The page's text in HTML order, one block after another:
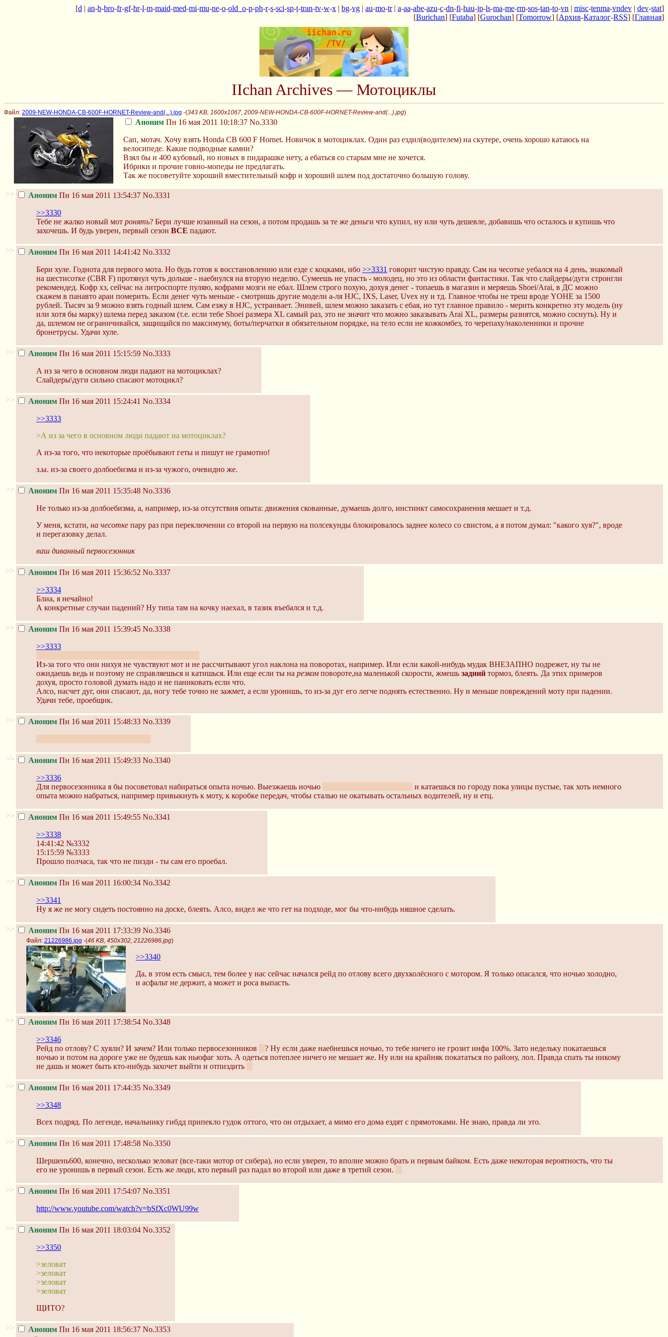
[d | an-b-bro-fr-gf-hr-l-m-maid-med-mi-mu-ne-o-old_o-p-ph-r-s-sci-sp-t-tran-tv-w-x | bg-vg | au-mo-tr| a-aa-abe-azu-c-dn-fi-hau-jp-ls-ma-me-rm-sos-tan-to-vn | misc-tenma-vndev | dev-stat]
[Burichan] [Futaba] [Gurochan] [Tomorrow] [Архив-Каталог-RSS] [Главная]
IIchan Archives — Мотоциклы
Файл: 2009-NEW-HONDA-CB-600F-HORNET-Review-and(...).jpg -(343 KB, 1600x1067, 2009-NEW-HONDA-CB-600F-HORNET-Review-and(...).jpg)
Аноним Пн 16 мая 2011 10:18:37 No.3330
Сап, мотач. Хочу взять Honda CB 600 F Hornet. Новичок в мотоциклах. Один раз ездил(водителем) на скутере, очень хорошо катаюсь на
велосипеде. Какие подводные камни?
Взял бы и 400 кубовый, но новых в пидарашке нету, а ебаться со старым мне не хочется.
Ибрики и прочие говно-мопеды не предлагать.
Так же посоветуйте хороший вместительный кофр и хороший шлем под достаточно большую голову.
>> Аноним Пн 16 мая 2011 13:54:37 No.3331
>>3330
Тебе не жалко новый мот ронять? Бери лучше юзанный на сезон, а потом продашь за те же деньги что купил, ну или чуть дешевле, добавишь что осталось и купишь что
захочешь. И будь уверен, первый сезон ВСЕ падают.
>> Аноним Пн 16 мая 2011 14:41:42 No.3332
Бери хуле. Годнота для первого мота. Но будь готов к восстановлению или езде с коцками, ибо >>3331 говорит чистую правду. Сам на чесотке уебался на 4 день, знакомый
на шестисотке (CBR F) протянул чуть дольше - наебнулся на вторую неделю. Сумеешь не упасть - молодец, но это из области фантастики. Так что слайдеры/дуги стронгли
рекомендед. Кофр хз, сейчас на литроспорте пуляю, кофрами мозги не ебал. Шлем строго похую, дохуя денег - топаешь в магазин и меряешь Shoei/Arai, в ДС можно
скажем в панавто араи померить. Если денег чуть меньше - смотришь другие модели а-ля HJC, IXS, Laser, Uvex ну и тд. Главное чтобы не треш вроде YOHE за 1500
рублей. Тысяч за 9 можно взять годный шлем. Сам езжу в HJC, устраивает. Энивей, шлем можно заказать с ебая, но тут главное правило - мерить конкретно эту модель (ну
или хотя бы марку) шлема перед заказом (т.е. если тебе Shoei размера XL самый раз, это не значит что можно заказывать Arai XL, размеры разнятся, можно соснуть). Ну и
да, шлемом не ограничивайся, защищайся по максимуму, боты/перчатки в обязательном порядке, на тело если не кожкомбез, то черепаху/наколенники и прочие
бронетрусы. Удачи хуле.
>> Аноним Пн 16 мая 2011 15:15:59 No.3333
А из за чего в основном люди падают на мотоциклах?
Слайдеры\дуги сильно спасают мотоцикл?
>> Аноним Пн 16 мая 2011 15:24:41 No.3334
>>3333
>А из за чего в основном люди падают на мотоциклах?
А из-за того, что некоторые проёбывают геты и пишут не грамотно!
з.ы. из-за своего долбоебизма и из-за чужого, очевидно же.
>> Аноним Пн 16 мая 2011 15:35:48 No.3336
Не только из-за долбоебизма, а, например, из-за отсутствия опыта: движения скованные, думаешь долго, инстинкт самосохранения мешает и т.д.
У меня, кстати, на чесотке пару раз при переключении со второй на первую на полсекунды блокировалось заднее колесо со свистом, а я потом думал: "какого хуя?", вроде
и перегазовку делал.
ваш диванный первосезонник
>> Аноним Пн 16 мая 2011 15:36:52 No.3337
>>3334
Блиа, я нечайно!
А конкретные случаи падений? Ну типа там на кочку наехал, в тазик въебался и т.д.
>> Аноним Пн 16 мая 2011 15:39:45 No.3338
>>3333
Из-за того что они нихуя не чувствуют мот и не рассчитывают угол наклона на поворотах, например. Или если какой-нибудь мудак ВНЕЗАПНО подрежет, ну ты не
ожидаешь ведь и поэтому не справляешься и катишься. Или еще если ты на резком повороте,на маленькой скорости, жмешь задний тормоз, блеять. Да этих примеров
дохуя, просто головой думать надо и не паниковать если что.
Алсо, насчет дуг, они спасают, да, ногу тебе точно не зажмет, а если уронишь, то из-за дуг его легче поднять естественно. Ну и меньше повреждений моту при падении.
Удачи тебе, проебщик.
>> Аноним Пн 16 мая 2011 15:48:33 No.3339
>> Аноним Пн 16 мая 2011 15:49:33 No.3340
>>3336
Для первосезонника я бы посоветовал набираться опыта ночью. Выезжаешь ночью
и катаешься по городу пока улицы пустые, так хоть немного
опыта можно набраться, например привыкнуть к моту, к коробке передач, чтобы сталью не окатывать остальных водителей, ну и етц.
>> Аноним Пн 16 мая 2011 15:49:55 No.3341
>>3338
14:41:42 №3332
15:15:59 №3333
Прошло полчаса, так что не пизди - ты сам его проебал.
>> Аноним Пн 16 мая 2011 16:00:34 No.3342
>>3341
Ну я же не могу сидеть постоянно на доске, блеять. Алсо, видел же что гет на подходе, мог бы что-нибудь няшное сделать.
>> Аноним Пн 16 мая 2011 17:33:39 No.3346
Файл: 21226986.jpg -(46 KB, 450x302, 21226986.jpg)
>>3340
Да, в этом есть смысл, тем более у нас сейчас начался рейд по отлову всего двухколёсного с мотором. Я только опасался, что ночью холодно,
и асфальт не держит, а может и роса выпасть.
>> Аноним Пн 16 мая 2011 17:38:54 No.3348
>>3346
Рейд по отлову? С хуяли? И зачем? Или только первосезонников
? Ну если даже наебнешься ночью, то тебе ничего не грозит инфа 100%. Зато недельку покатаешься
ночью и потом на дороге уже не будешь как ньюфаг хоть. А одеться потеплее ничего не мешает же. Ну или на крайняк покататься по району, лол. Правда спать ты никому
не дашь и может быть кто-нибудь захочет выйти и отпиздить
>> Аноним Пн 16 мая 2011 17:44:35 No.3349
>>3348
Всех подряд. По легенде, начальнику гибдд припекло гудок оттого, что он отдыхает, а мимо его дома ездят с прямотоками. Не знаю, правда ли это.
>> Аноним Пн 16 мая 2011 17:48:58 No.3350
Шершень600, конечно, несколько зеловат (все-таки мотор от сибера), но если уверен, то вполне можно брать и первым байком. Есть даже некоторая вероятность, что ты
его не уронишь в первый сезон. Есть же люди, кто первый раз падал во второй или даже в третий сезон.
>> Аноним Пн 16 мая 2011 17:54:07 No.3351
http://www.youtube.com/watch?v=bSfXc0WU99w
>> Аноним Пн 16 мая 2011 18:03:04 No.3352
>>3350
>зеловат
>зеловат
>зеловат
>зеловат
ЩИТО?
>> Аноним Пн 16 мая 2011 18:56:37 No.3353